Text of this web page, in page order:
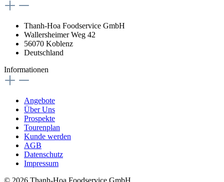
Thanh-Hoa Foodservice GmbH
Wallersheimer Weg 42
56070 Koblenz
Deutschland
Informationen
Angebote
Über Uns
Prospekte
Tourenplan
Kunde werden
AGB
Datenschutz
Impressum